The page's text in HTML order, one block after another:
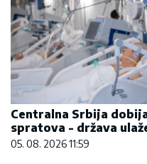
Centralna Srbija
spratova - država
05. 08. 2026 11:59